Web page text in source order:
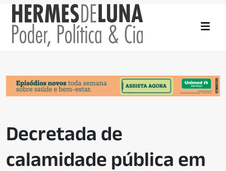
Decretada de
calamidade pública em